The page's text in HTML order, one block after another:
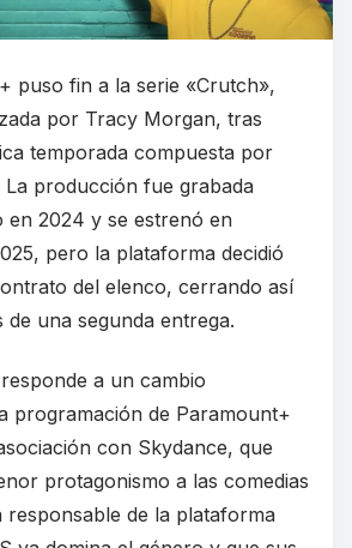
puso fin a la serie «Crutch»,
por Tracy Morgan, tras
temporada compuesta por
La producción fue grabada
en 2024 y se estrenó en
pero la plataforma decidió
del elenco, cerrando así
de una segunda entrega.
a un cambio
programación de Paramount+
con Skydance, que
protagonismo a las comedias
responsable de la plataforma